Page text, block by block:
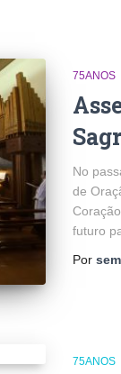
75ANOS
No
de
futuro
Por
75ANOS